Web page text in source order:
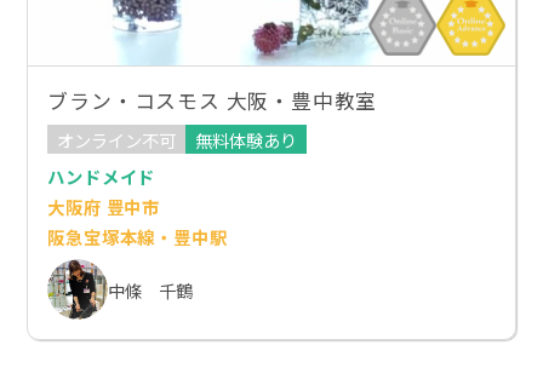
ブラン・コスモス 大阪・豊中教室
オンライン不可
無料体験あり
ハンドメイド
大阪府 豊中市
阪急宝塚本線・豊中駅
中條 千鶴